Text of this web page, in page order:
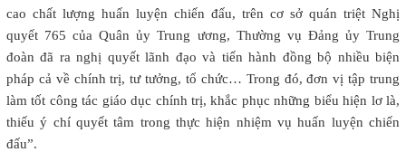
cao chất lượng huấn luyện chiến đấu, trên cơ sở quán triệt Nghị
quyết 765 của Quân ủy Trung ương, Thường vụ Đảng ủy Trung
đoàn đã ra nghị quyết lãnh đạo và tiến hành đồng bộ nhiều biện
pháp cả về chính trị, tư tưởng, tổ chức… Trong đó, đơn vị tập trung
làm tốt công tác giáo dục chính trị, khắc phục những biểu hiện lơ là,
thiếu ý chí quyết tâm trong thực hiện nhiệm vụ huấn luyện chiến
đấu”.